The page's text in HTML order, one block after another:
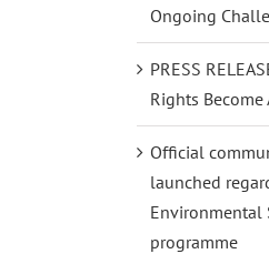
Ongoing
PRESS
Rights Become
Official
launched
Environmental
programme